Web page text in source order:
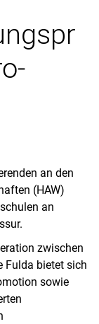
an den
(HAW)
an
zwischen
Fulda bietet sich
sowie